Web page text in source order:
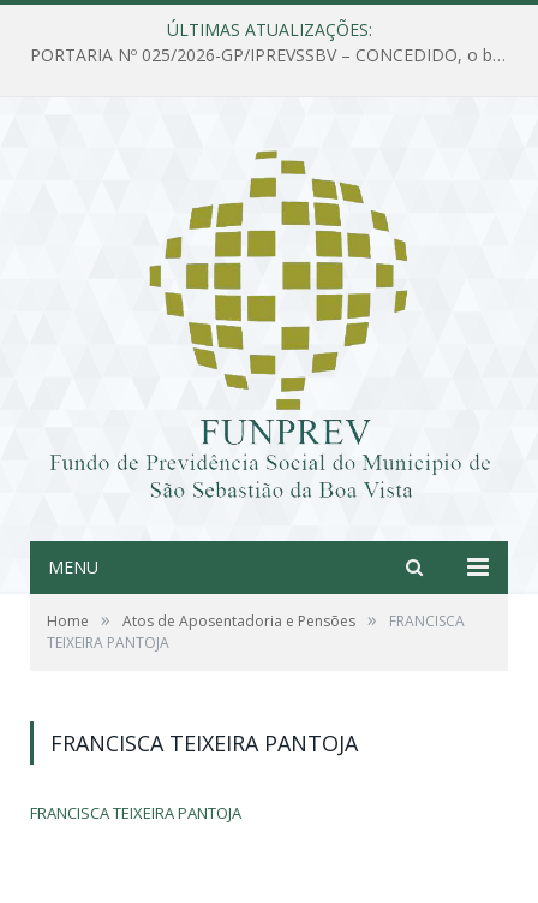
ÚLTIMAS ATUALIZAÇÕES:
PORTARIA Nº 025/2026-GP/IPREVSSBV – CONCEDIDO, o benefício de PENSÃO a MARIA ESTELA DOS SANTOS SOUZA
MENU
Home » Atos de Aposentadoria e Pensões »
FRANCISCA
TEIXEIRA PANTOJA
FRANCISCA TEIXEIRA PANTOJA
FRANCISCA TEIXEIRA PANTOJA